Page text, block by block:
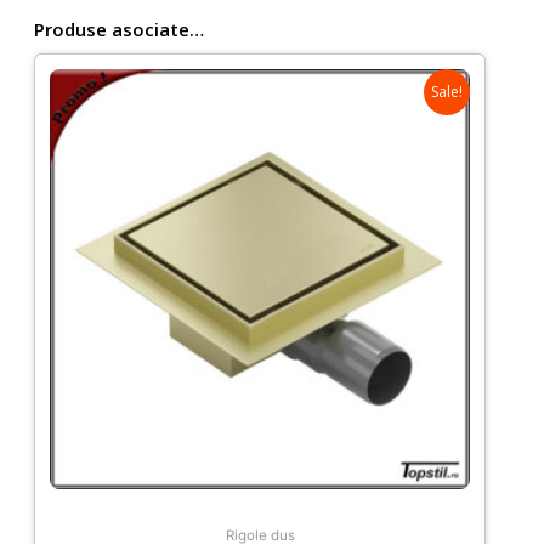
auriu
periat
Produse asociate…
Sale!
Rigole dus